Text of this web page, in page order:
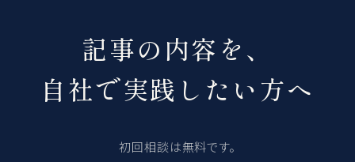
記事の内容を、
自社で実践したい方へ
初回相談は無料です。